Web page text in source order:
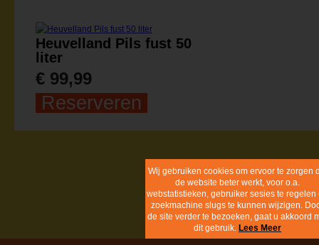
Heuvelland Pils fust 50
liter
€ 99,99
Reserveren
Wij gebruiken cookies om ervoor
zorgen dat de website beter
voor o.a. webstatistieken,
sesies te regelen en
slugs te kunnen wijzigen. Door
site verder te bezoeken, gaat u
akkoord met dit gebruik.Lees